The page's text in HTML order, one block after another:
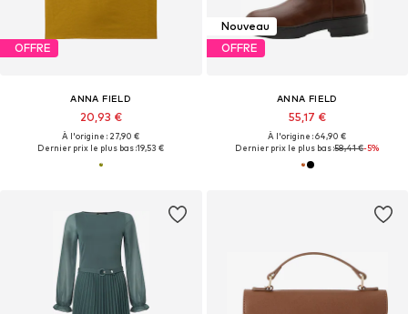
OFFRE
ANNA FIELD
20,93 €
À l'origine : 27,90 €
Dernier prix le plus bas :19,53 €
Nouveau
OFFRE
ANNA FIELD
55,17 €
À l'origine : 64,90 €
Dernier prix le plus bas :58,41 €-5%